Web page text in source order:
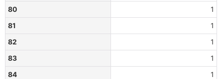
80
1
81
1
82
1
83
1
84
1